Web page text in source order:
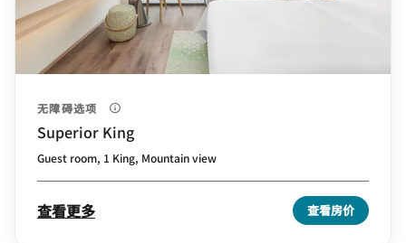
无障碍选项
Superior King
Guest room, 1 King, Mountain view
查看更多 查看房价